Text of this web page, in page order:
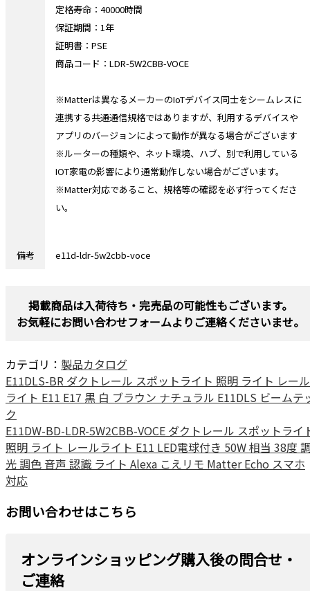
定格寿命：40000時間
保証期間：1年
証明書：PSE
商品コード：LDR-5W2CBB-VOCE
※Matterは異なるメーカーのIoTデバイス同士をシームレスに
連携する共通通信規格ではありますが、利用するデバイスや
アプリのバージョンによって動作が異なる場合がございます
※ルーターの種類や、ネット環境、ハブ、別で利用している
IOT家電の影響により通常動作しない場合がございます。
※Matter対応であること、規格等の確認を必ず行ってくださ
い。
備考 e11d-ldr-5w2cbb-voce
掲載商品は入荷待ち・完売品の可能性もございます。
お気軽にお問い合わせフォームよりご連絡くださいませ。
カテゴリ： 製品カタログ
E11DLS-BR ダクトレール スポットライト 照明 ライト レール
ライト E11 E17 黒 白 ブラウン ナチュラル E11DLS ビームテ
ク
E11DW-BD-LDR-5W2CBB-VOCE ダクトレール スポットライ
照明 ライト レールライト E11 LED電球付き 50W 相当 38度
光 調色 音声 認識 ライト Alexa こえリモ Matter Echo スマホ
対応
お問い合わせはこちら
オンラインショッピング購入後の問合せ・
ご連絡